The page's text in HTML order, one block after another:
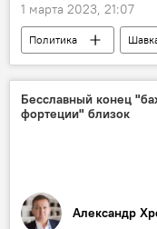
1 марта 2023, 21:07
Политика
Азербайджан
Бесславный конец
фортеции" близок
Александр